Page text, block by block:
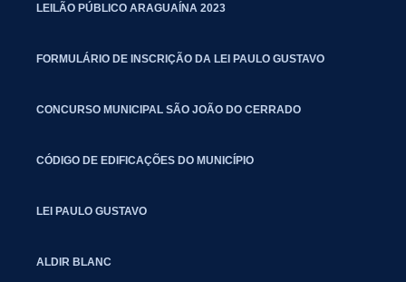
LEILÃO PÚBLICO ARAGUAÍNA 2023
FORMULÁRIO DE INSCRIÇÃO DA LEI PAULO GUSTAVO
CONCURSO MUNICIPAL SÃO JOÃO DO CERRADO
CÓDIGO DE EDIFICAÇÕES DO MUNICÍPIO
LEI PAULO GUSTAVO
ALDIR BLANC